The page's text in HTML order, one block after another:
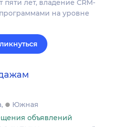
лет, владение CRM-
на уровне
Южная
объявлений